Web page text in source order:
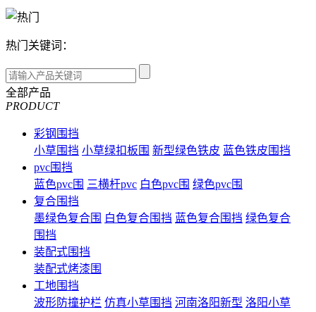
热门关键词：
全部产品
PRODUCT
彩钢围挡
小草围挡 小草绿扣板围 新型绿色铁皮 蓝色铁皮围挡
pvc围挡
蓝色pvc围 三横杆pvc 白色pvc围 绿色pvc围
复合围挡
墨绿色复合围 白色复合围挡 蓝色复合围挡 绿色复合
围挡
装配式围挡
装配式烤漆围
工地围挡
波形防撞护栏 仿真小草围挡 河南洛阳新型 洛阳小草